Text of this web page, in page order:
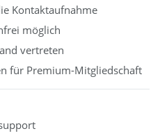
Kontaktaufnahme
möglich
vertreten
für Premium-Mitgliedschaft